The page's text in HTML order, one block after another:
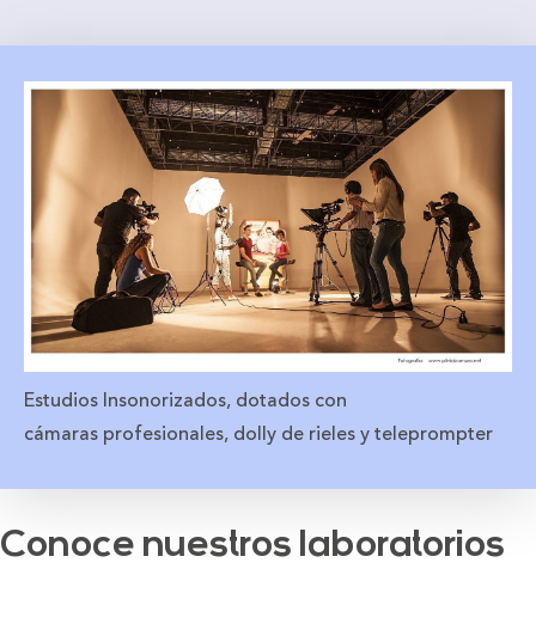
Estudios Insonorizados, dotados con
cámaras profesionales, dolly de rieles y teleprompter
Conoce nuestros laboratorios